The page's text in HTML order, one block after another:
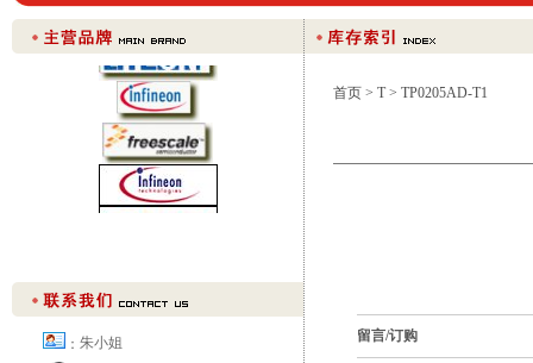
： 朱小姐
首页 > T > TP0205AD-T1
留言/订购